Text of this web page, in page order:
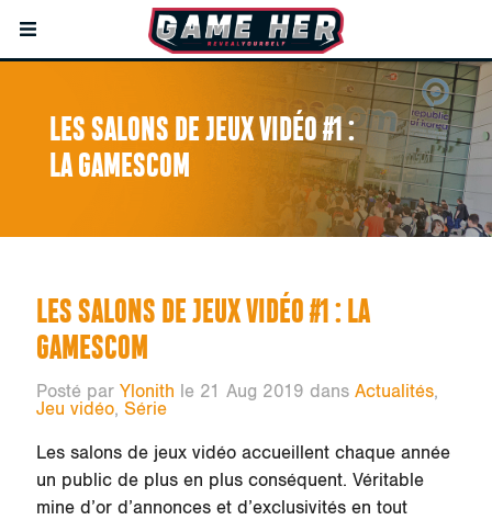
LES SALONS DE JEUX VIDÉO #1 :
LA GAMESCOM
LES SALONS DE JEUX VIDÉO #1 : LA
GAMESCOM
Posté par Ylonith le 21 Aug 2019 dans Actualités,
Jeu vidéo, Série
Les salons de jeux vidéo accueillent chaque année
un public de plus en plus conséquent. Véritable
mine d’or d’annonces et d’exclusivités en tout